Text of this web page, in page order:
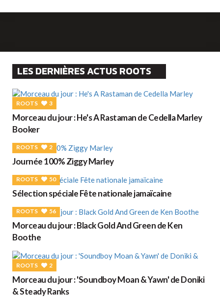
LES DERNIÈRES ACTUS ROOTS
ROOTS 3
Morceau du jour : He's A Rastaman de Cedella Marley
Booker
ROOTS 2
Journée 100% Ziggy Marley
ROOTS 50
Sélection spéciale Fête nationale jamaïcaine
ROOTS 56
Morceau du jour : Black Gold And Green de Ken
Boothe
ROOTS 2
Morceau du jour : 'Soundboy Moan & Yawn' de Doniki
& Steady Ranks